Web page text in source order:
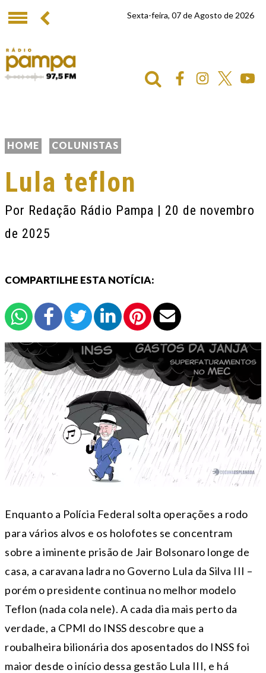
Sexta-feira, 07 de Agosto de 2026
HOME COLUNISTAS
Lula teflon
Por Redação Rádio Pampa | 20 de novembro
de 2025
COMPARTILHE ESTA NOTÍCIA:
Enquanto a Polícia Federal solta operações a rodo
para vários alvos e os holofotes se concentram
sobre a iminente prisão de Jair Bolsonaro longe de
casa, a caravana ladra no Governo Lula da Silva III –
porém o presidente continua no melhor modelo
Teflon (nada cola nele). A cada dia mais perto da
verdade, a CPMI do INSS descobre que a
roubalheira bilionária dos aposentados do INSS foi
maior desde o início dessa gestão Lula III, e há